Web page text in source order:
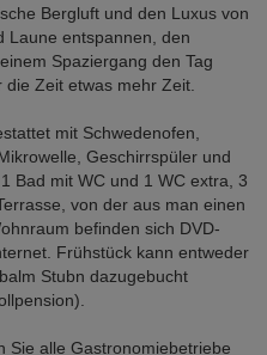
Bergluft und den Luxus von
Laune entspannen, den
Spaziergang den Tag
Zeit etwas mehr Zeit.
mit Schwedenofen,
Geschirrspüler und
Bad mit WC und 1 WC extra, 3
von der aus man einen
befinden sich DVD-
Frühstück kann entweder
Stubn dazugebucht
Sie alle Gastronomiebetriebe